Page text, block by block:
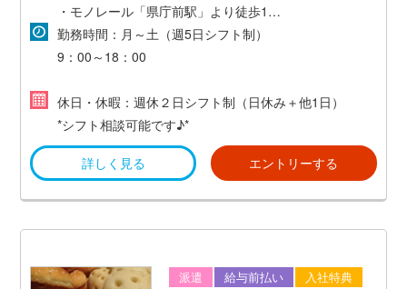
・モノレール「県庁前駅」より徒歩1分
・交通費支給（規定あり）
勤務時間：月～土（週5日シフト制）
9：00～18：00
*残業はほとんど御座いません♪*
休日・休暇：週休２日シフト制（日休み＋他1日）
*シフト相談可能です♪*
詳しく見る エントリーする
派遣 給与前払い 入社特典